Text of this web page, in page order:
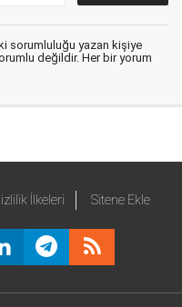
sorumluluğu yazan kişiye
değildir. Her bir yorum
İlkeleri Sitene Ekle